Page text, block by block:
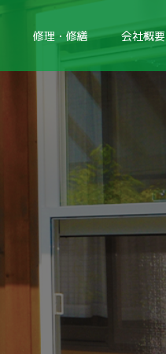
修理・修繕 会社概要